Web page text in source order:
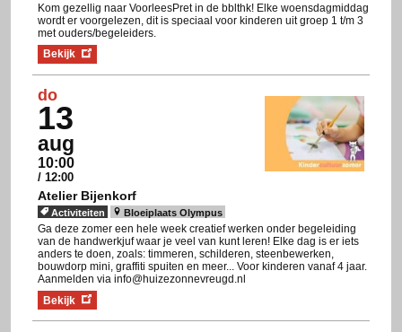
Kom gezellig naar VoorleesPret in de bblthk! Elke woensdagmiddag
wordt er voorgelezen, dit is speciaal voor kinderen uit groep 1 t/m 3
met ouders/begeleiders.
Bekijk
do
13
aug
10:00
/ 12:00
Atelier Bijenkorf
Activiteiten Bloeiplaats Olympus
Ga deze zomer een hele week creatief werken onder begeleiding
van de handwerkjuf waar je veel van kunt leren! Elke dag is er iets
anders te doen, zoals: timmeren, schilderen, steenbewerken,
bouwdorp mini, graffiti spuiten en meer... Voor kinderen vanaf 4 jaar.
Aanmelden via info@huizezonnevreugd.nl
Bekijk